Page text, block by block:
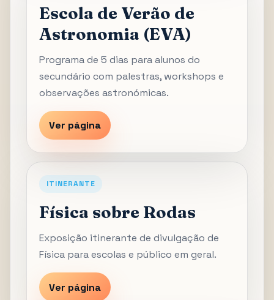
Escola de Verão de
Astronomia (EVA)
Programa de 5 dias para alunos do
secundário com palestras, workshops e
observações astronómicas.
Ver página
ITINERANTE
Física sobre Rodas
Exposição itinerante de divulgação de
Física para escolas e público em geral.
Ver página